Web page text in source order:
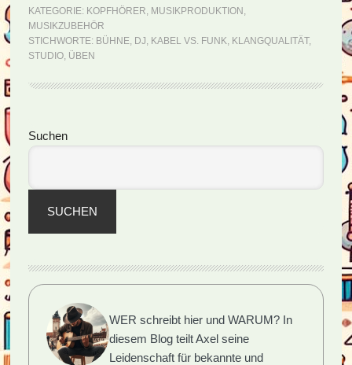
Musik
KATEGORIE: KOPFHÖRER, MUSIKPRODUKTION ,
MUSIKZUBEHÖR
STICHWORTE: BÜHNE, DJ, KABEL VS. FUNK, KLANGQUALITÄT,
STUDIO, ÜBEN
Seitenspalte
Suchen
SUCHEN
WER schreibt hier und WARUM? In
diesem Blog teilt Axel seine
Leidenschaft für bekannte und